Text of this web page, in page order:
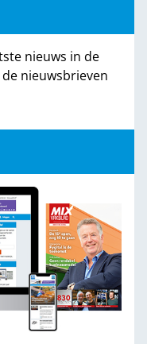
nieuws in de
nieuwsbrieven